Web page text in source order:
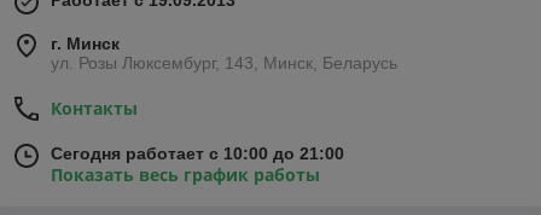
г. Минск
ул. Розы Люксембург, 143, Минск, Беларусь
Контакты
Сегодня работает с 10:00 до 21:00
Показать весь график работы